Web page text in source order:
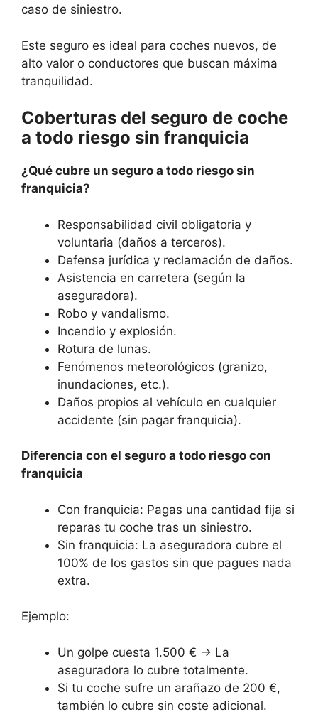
caso de siniestro.
Este seguro es ideal para coches nuevos, de
alto valor o conductores que buscan máxima
tranquilidad.
Coberturas del seguro de coche
a todo riesgo sin franquicia
¿Qué cubre un seguro a todo riesgo sin
franquicia?
Responsabilidad civil obligatoria y
voluntaria (daños a terceros).
Defensa jurídica y reclamación de daños.
Asistencia en carretera (según la
aseguradora).
Robo y vandalismo.
Incendio y explosión.
Rotura de lunas.
Fenómenos meteorológicos (granizo,
inundaciones, etc.).
Daños propios al vehículo en cualquier
accidente (sin pagar franquicia).
Diferencia con el seguro a todo riesgo con
franquicia
Con franquicia: Pagas una cantidad fija si
reparas tu coche tras un siniestro.
Sin franquicia: La aseguradora cubre el
100% de los gastos sin que pagues nada
extra.
Ejemplo:
Un golpe cuesta 1.500 € → La
aseguradora lo cubre totalmente.
Si tu coche sufre un arañazo de 200 €,
también lo cubre sin coste adicional.